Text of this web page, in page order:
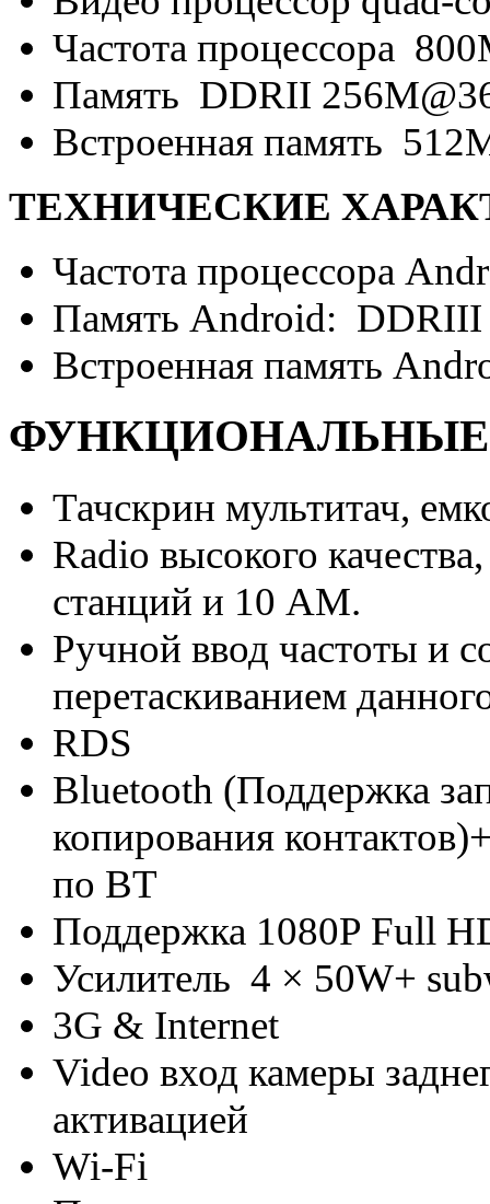
Частота процессора
Память DDRII
Встроенная память
ТЕХНИЧЕСКИЕ
Частота процессора
Память Android: DDRIII
Встроенная память
ФУНКЦИОНАЛЬНЫЕ
Тачскрин мультитач,
Radio высокого
станций и 10 АМ.
Ручной ввод частоты и
перетаскиванием
RDS
Bluetooth (Поддержка
копирования
по BT
Поддержка 1080P Full
Усилитель 4 × 50W+
3G & Internet
Video вход камеры
активацией
Wi-Fi